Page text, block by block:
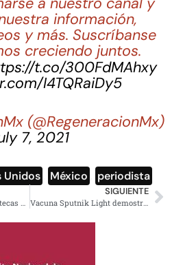
información,
y más. Suscríbanse
creciendo juntos.
t.co/300FdMAhxy
I4TQRaiDy5
(@RegeneracionMx)
7, 2021
Unidos México periodista
Exgobernadores de Zacatecas desviaron 11 mdp y dañaron al erario
SIGUIENTE
Vacuna Sputnik Light demostró tener alta efectividad contra variante Delta